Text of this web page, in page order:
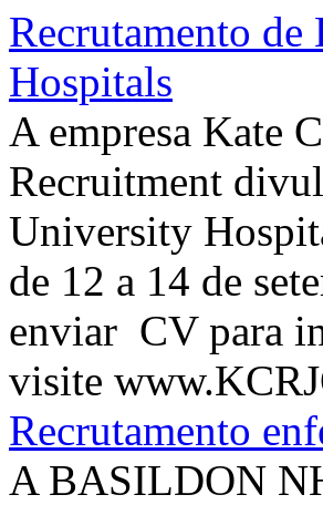
Recrutamento de
Hospitals
A empresa Kate
Recruitment
University
de 12 a 14 de
enviar CV para
visite
Recrutamento
A BASILDON